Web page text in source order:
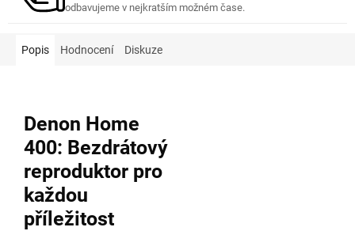
odbavujeme v nejkratším možném čase.
Popis Hodnocení Diskuze
Denon Home
400: Bezdrátový
reproduktor pro
každou
příležitost